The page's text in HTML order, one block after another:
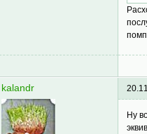
kalandr
Ну